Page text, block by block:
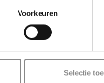
Voorkeuren
Selectie